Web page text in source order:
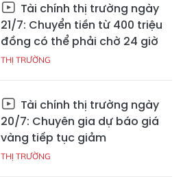
Tài chính thị trường ngày
21/7: Chuyển tiền từ 400 triệu
đồng có thể phải chờ 24 giờ
THỊ TRƯỜNG
Tài chính thị trường ngày
20/7: Chuyên gia dự báo giá
vàng tiếp tục giảm
THỊ TRƯỜNG